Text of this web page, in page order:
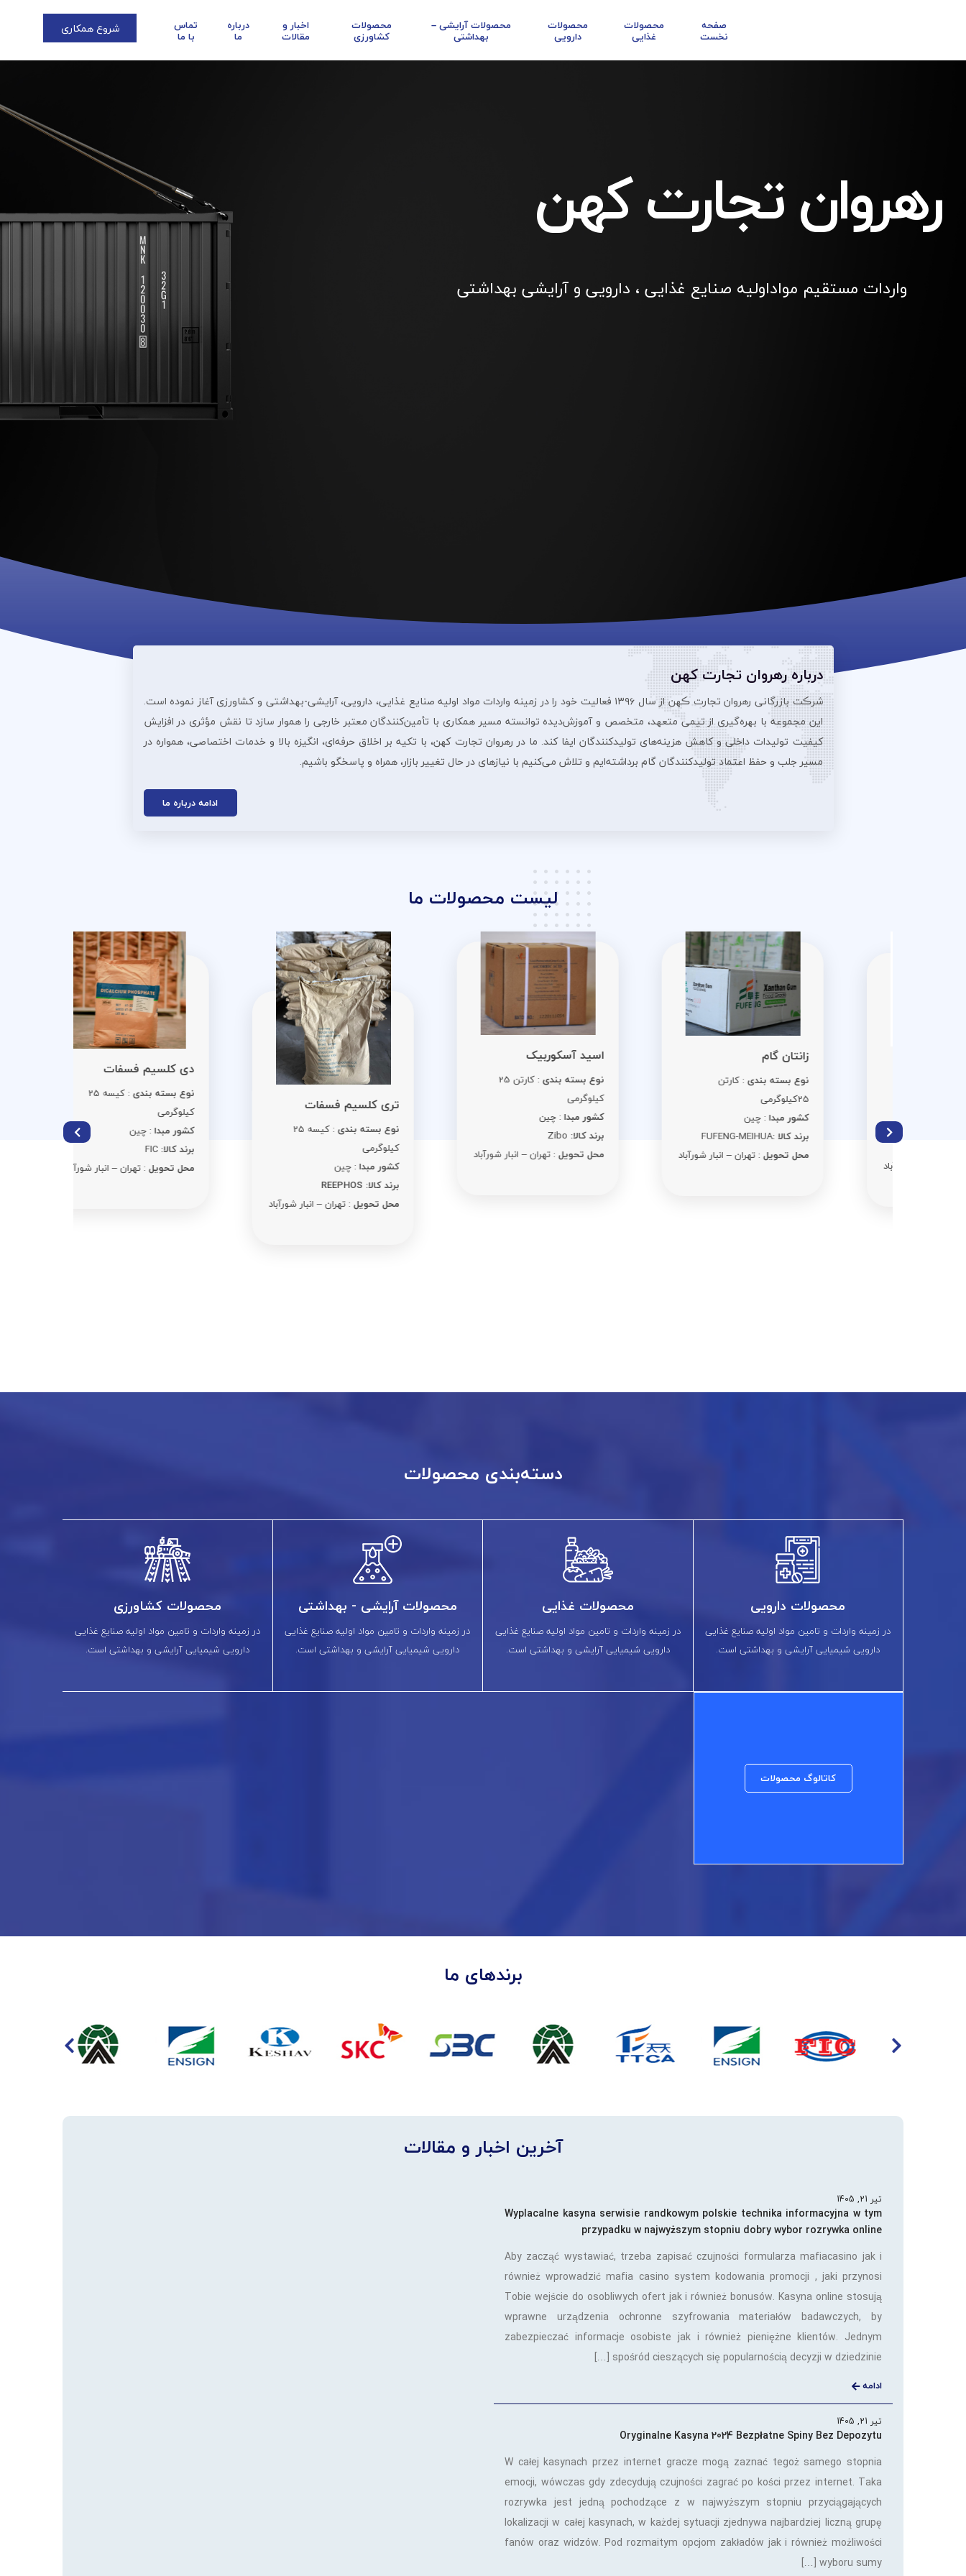
صفحه
نخست
محصولات
غذایی
محصولات
دارویی
محصولات آرایشی –
بهداشتی
محصولات
کشاورزی
اخبار و
مقالات
درباره
ما
تماس
با ما شروع همکاری
رهروان تجارت کهن
واردات مستقیم مواداولیه صنایع غذایی ، دارویی و آرایشی بهداشتی
درباره رهروان تجارت کهن
شرڪت بازرگانی رهروان تجارت ڪهن از سال ۱۳۹۶ فعالیت خود را در زمینه واردات مواد اولیه صنایع غذایی، دارویی، آرایشی‌-بهداشتی و کشاورزی آغاز نموده است.
این مجموعه با بهره‌گیری از تیمی متعهد، متخصص و آموزش‌دیده توانسته مسیر همکاری با تأمین‌کنندگان معتبر خارجی را هموار سازد تا نقش مؤثری در افزایش
کیفیت تولیدات داخلی و کاهش هزینه‌های تولیدکنندگان ایفا کند. ما در رهروان تجارت کهن، با تکیه بر اخلاق حرفه‌ای، انگیزه بالا و خدمات اختصاصی، همواره در
مسیر جلب و حفظ اعتماد تولیدکنندگان گام برداشته‌ایم و تلاش می‌کنیم با نیازهای در حال تغییر بازار، همراه و پاسخگو باشیم.
ادامه درباره ما
لیست محصولات ما
نوع بسته بندی: کارتن
: چین
FUFENG-MEIHUA
: تهران – انبار شورآباد
اسید آسکوربیک
نوع بسته بندی
: کارتن 25
: چین
Zibo
: تهران – انبار شورآباد
تری کلسیم فسفات
نوع بسته بندی
: کیسه 25
: چین
: تهران – انبار شورآباد
دی کلسیم فسفات
نوع بسته بندی
: کیسه 25
: چین
FIC
: تهران – انبار شورآباد
دسته‌بندی محصولات
محصولات دارویی
در زمینه واردات و تامین مواد اولیه صنایع غذایی
دارویی شیمیایی آرایشی و بهداشتی است.
محصولات غذایی
در زمینه واردات و تامین مواد اولیه صنایع غذایی
دارویی شیمیایی آرایشی و بهداشتی است.
محصولات آرایشی - بهداشتی
در زمینه واردات و تامین مواد اولیه صنایع غذایی
دارویی شیمیایی آرایشی و بهداشتی است.
محصولات کشاورزی
در زمینه واردات و تامین مواد اولیه صنایع غذایی
دارویی شیمیایی آرایشی و بهداشتی است.
کاتالوگ محصولات
برندهای ما
آخرین اخبار و مقالات
تیر 21, 1405
Wyplacalne kasyna serwisie randkowym polskie technika informacyjna w tym
przypadku w najwyższym stopniu dobry wybor rozrywka online
Aby zacząć wystawiać, trzeba zapisać czujności formularza mafiacasino jak i
również wprowadzić mafia casino system kodowania promocji , jaki przynosi
Tobie wejście do osobliwych ofert jak i również bonusów. Kasyna online stosują
wprawne urządzenia ochronne szyfrowania materiałów badawczych, by
zabezpieczać informacje osobiste jak i również pieniężne klientów. Jednym
spośród cieszących się popularnością decyzji w dziedzinie […]
ادامه
تیر 21, 1405
Oryginalne Kasyna 2024 Bezpłatne Spiny Bez Depozytu
W całej kasynach przez internet gracze mogą zaznać tegoż samego stopnia
emocji, wówczas gdy zdecydują czujności zagrać po kości przez internet. Taka
rozrywka jest jedną pochodzące z w najwyższym stopniu przyciągających
lokalizacji w całej kasynach, w każdej sytuacji zjednywa najbardziej liczną grupę
fanów oraz widzów. Pod rozmaitym opcjom zakładów jak i również możliwości
wyboru sumy […]